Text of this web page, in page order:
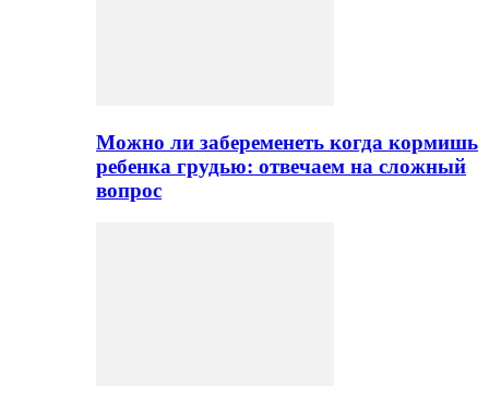
Можно ли забеременеть когда кормишь
ребенка грудью: отвечаем на сложный
вопрос